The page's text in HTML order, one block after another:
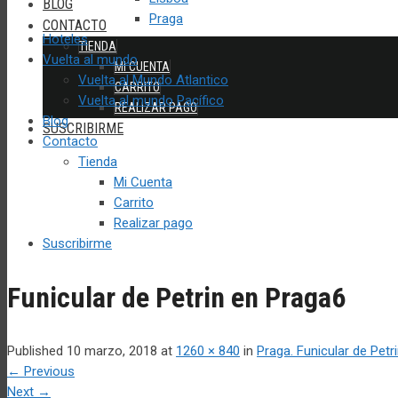
BLOG
CONTACTO
TIENDA
MI CUENTA
CARRITO
REALIZAR PAGO
SUSCRIBIRME
Praga
Hoteles
Vuelta al mundo
Vuelta al Mundo Atlantico
Vuelta al mundo Pacífico
Blog
Contacto
Tienda
Mi Cuenta
Carrito
Realizar pago
Suscribirme
Funicular de Petrin en Praga6
Published 10 marzo, 2018 at 1260 × 840 in Praga. Funicular de
← Previous
Next →